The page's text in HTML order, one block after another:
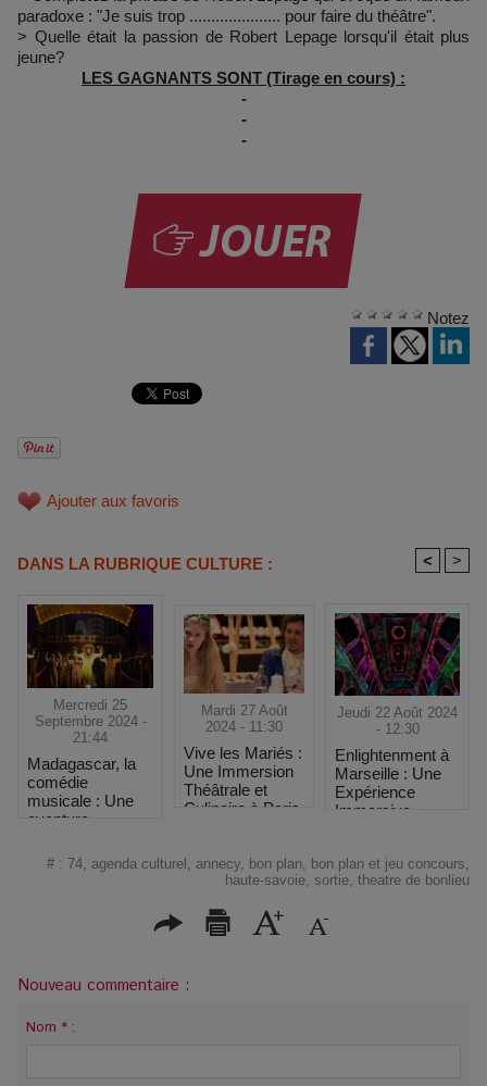
paradoxe : "Je suis trop ..................... pour faire du théâtre".
> Quelle était la passion de Robert Lepage lorsqu'il était plus
jeune?
LES GAGNANTS SONT (Tirage en cours) :
-
-
-
Notez
Ajouter aux favoris
DANS LA RUBRIQUE CULTURE : < >
Mercredi 25
Septembre 2024 -
21:44
Madagascar, la
comédie
musicale : Une
aventure
envoûtante à
Paris
Mardi 27 Août
2024 - 11:30
Vive les Mariés :
Une Immersion
Théâtrale et
Culinaire à Paris
Jeudi 22 Août 2024
- 12:30
Enlightenment à
Marseille : Une
Expérience
Immersive
4 Saisons
# : 74, agenda culturel , annecy, bon plan, bon plan et jeu concours,
haute-savoie, sortie, theatre de bonlieu
Nouveau commentaire :
Nom * :